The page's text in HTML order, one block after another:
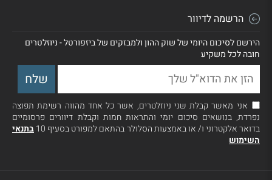
הרשמה לדיוור
הירשם לסיכום היומי של שוק ההון ולמבזקים של ביזפורטל - ניוזלטרים
חובה לכל משקיע
אני מאשר קבלת שני ניוזלטרים, אשר כל אחד מהווה רשימת תפוצה
נפרדת, בנושאים סיכום יומי והתראות חמות וקבלת דיוורים פרסומיים
בדואר אלקטרוני ו/ או באמצעות הסלולר בהתאם למפורט בסעיף 10
בתנאי
השימוש